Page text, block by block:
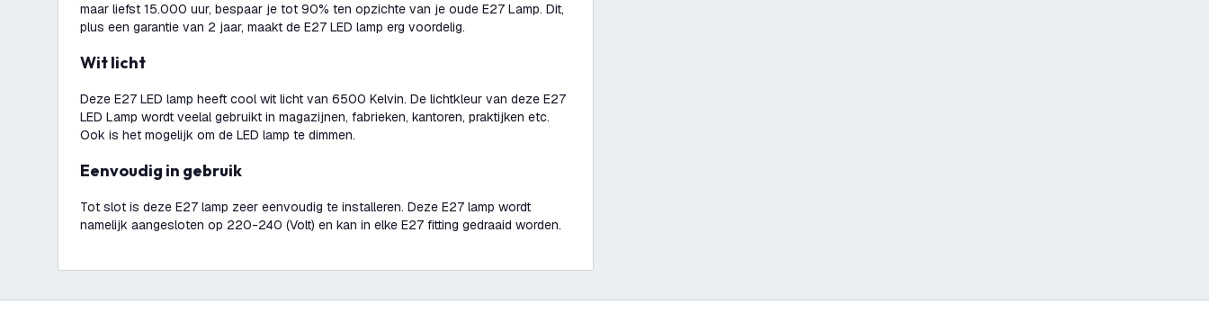
maar liefst 15.000 uur, bespaar je tot 90% ten opzichte van je oude E27 Lamp. Dit,
plus een garantie van 2 jaar, maakt de E27 LED lamp erg voordelig.
Wit licht
Deze E27 LED lamp heeft cool wit licht van 6500 Kelvin. De lichtkleur van deze E27
LED Lamp wordt veelal gebruikt in magazijnen, fabrieken, kantoren, praktijken etc.
Ook is het mogelijk om de LED lamp te dimmen.
Eenvoudig in gebruik
Tot slot is deze E27 lamp zeer eenvoudig te installeren. Deze E27 lamp wordt
namelijk aangesloten op 220-240 (Volt) en kan in elke E27 fitting gedraaid worden.